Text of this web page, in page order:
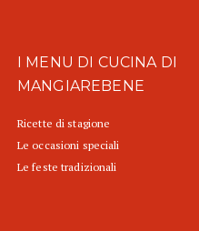
I MENU DI CUCINA DI
MANGIAREBENE
Ricette di stagione
Le occasioni speciali
Le feste tradizionali